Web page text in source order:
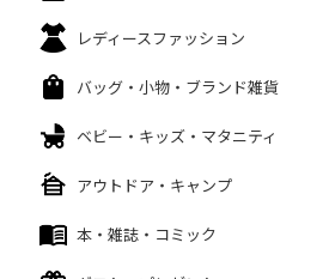
レディースファッション
バッグ・小物・ブランド雑貨
ベビー・キッズ・マタニティ
アウトドア・キャンプ
本・雑誌・コミック